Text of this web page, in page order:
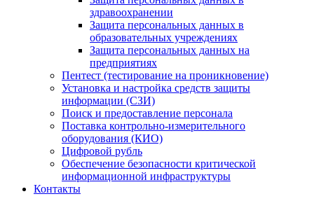
здравоохранении
Защита персональных данных в
образовательных учреждениях
Защита персональных данных на
предприятиях
Пентест (тестирование на проникновение)
Установка и настройка средств защиты
информации (СЗИ)
Поиск и предоставление персонала
Поставка контрольно-измерительного
оборудования (КИО)
Цифровой рубль
Обеспечение безопасности критической
информационной инфраструктуры
Контакты